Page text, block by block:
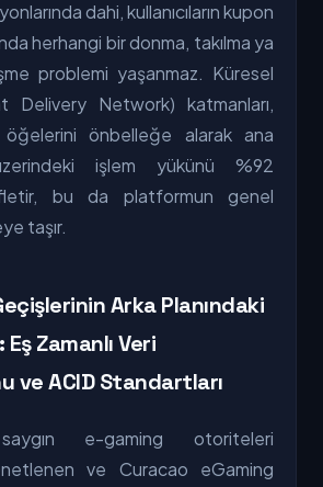
dahi, kullanıcıların kupon
herhangi bir donma, takılma ya
problemi yaşanmaz. Küresel
Delivery Network) katmanları,
önbelleğe alarak ana
işlem yükünü %92
bu da platformun genel
taşır.
Arka Planındaki
Zamanlı Veri
ve ACID Standartları
saygın e-gaming otoriteleri
ve Curacao eGaming